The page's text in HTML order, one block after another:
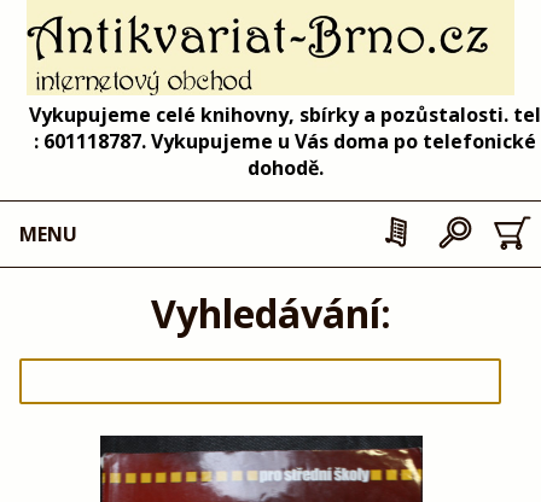
Vykupujeme celé knihovny, sbírky a pozůstalosti. tel
: 601118787. Vykupujeme u Vás doma po telefonické
dohodě.
MENU
Vyhledávání: